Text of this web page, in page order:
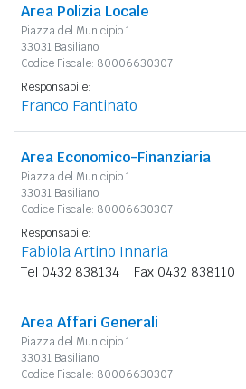
Area Polizia Locale
Piazza del Municipio 1
33031 Basiliano
Codice Fiscale: 80006630307
Responsabile:
Franco Fantinato
Area Economico-Finanziaria
Piazza del Municipio 1
33031 Basiliano
Codice Fiscale: 80006630307
Responsabile:
Fabiola Artino Innaria
Tel 0432 838134 Fax 0432 838110
Area Affari Generali
Piazza del Municipio 1
33031 Basiliano
Codice Fiscale: 80006630307